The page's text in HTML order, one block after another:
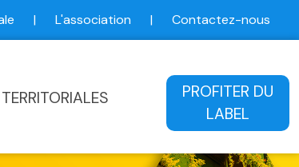
| L'association | Contactez-nous
PROFITER DU
LABEL